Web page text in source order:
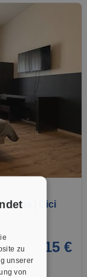
| Cici
15 €
zu
unserer
von